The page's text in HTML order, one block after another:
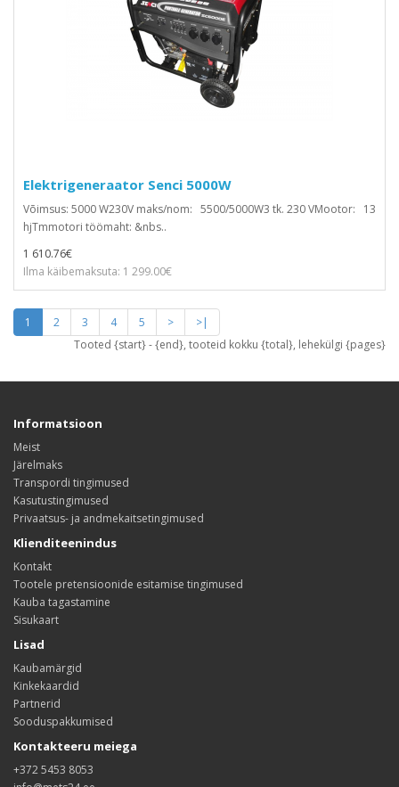
Elektrigeneraator Senci 5000W
Võimsus: 5000 W230V maks/nom: 5500/5000W3 tk. 230 VMootor: 13
hjTmmotori töömaht: &nbs..
1 610.76€
Ilma käibemaksuta: 1 299.00€
1 2 3 4 5 >
>|
Tooted {start} - {end}, tooteid kokku {total}, lehekülgi {pages}
Informatsioon
Meist
Järelmaks
Transpordi tingimused
Kasutustingimused
Privaatsus- ja andmekaitsetingimused
Klienditeenindus
Kontakt
Tootele pretensioonide esitamise tingimused
Kauba tagastamine
Sisukaart
Lisad
Kaubamärgid
Kinkekaardid
Partnerid
Sooduspakkumised
Kontakteeru meiega
+372 5453 8053